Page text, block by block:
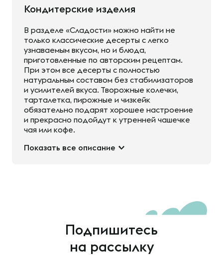
Кондитерские изделия
В разделе «Сладости» можно найти не
только классические десерты с легко
узнаваемым вкусом, но и блюда,
приготовленные по авторским рецептам.
При этом все десерты с полностью
натуральным составом без стабилизаторов
и усилителей вкуса. Творожные колечки,
тарталетка, пирожные и чизкейк
обязательно подарят хорошее настроение
и прекрасно подойдут к утренней чашечке
чая или кофе.
Показать все описание
Подпишитесь
на рассылку